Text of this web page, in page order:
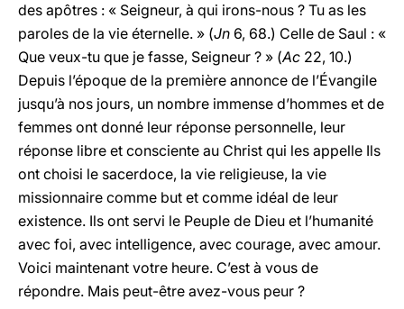
des apôtres : « Seigneur, à qui irons-nous ? Tu as les
paroles de la vie éternelle. » (Jn 6, 68.) Celle de Saul : «
Que veux-tu que je fasse, Seigneur ? » (Ac 22, 10.)
Depuis l’époque de la première annonce de l’Évangile
jusqu’à nos jours, un nombre immense d’hommes et de
femmes ont donné leur réponse personnelle, leur
réponse libre et consciente au Christ qui les appelle Ils
ont choisi le sacerdoce, la vie religieuse, la vie
missionnaire comme but et comme idéal de leur
existence. Ils ont servi le Peuple de Dieu et l’humanité
avec foi, avec intelligence, avec courage, avec amour.
Voici maintenant votre heure. C’est à vous de
répondre. Mais peut-être avez-vous peur ?